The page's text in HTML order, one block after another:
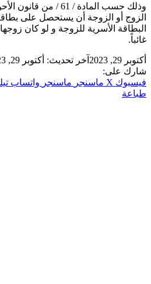
وذلك حسب المادة / 61 /
الزوج أو الزوجة أن يستحصل على
البطاقة الأسرية للزوجة و لو كان
غائباً.
أكتوبر 29, 2023
آخر تحديث: أكتوبر 29, 2023
شارك على:
فيسبوك ‫X ماسنجر ماسنجر واتساب
طباعة